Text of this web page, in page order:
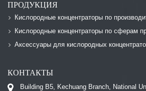
ПРОДУКЦИЯ
Кислородные концентраторы по
Кислородные концентраторы по сферам
Аксессуары для кислородных
КОНТАКТЫ
Building B5, Kechuang Branch, National